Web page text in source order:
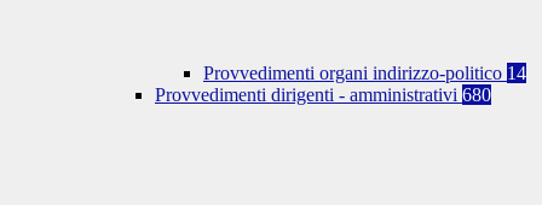
Provvedimenti organi indirizzo-politico 14
Provvedimenti dirigenti - amministrativi 680